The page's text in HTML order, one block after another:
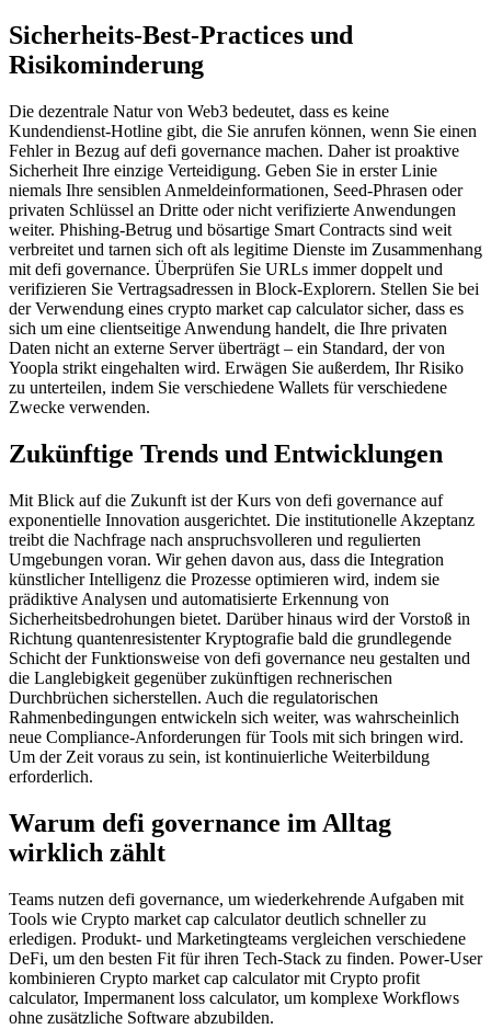
Sicherheits-Best-Practices und
Risikominderung
Die dezentrale Natur von Web3 bedeutet, dass es keine
Kundendienst-Hotline gibt, die Sie anrufen können, wenn Sie einen
Fehler in Bezug auf defi governance machen. Daher ist proaktive
Sicherheit Ihre einzige Verteidigung. Geben Sie in erster Linie
niemals Ihre sensiblen Anmeldeinformationen, Seed-Phrasen oder
privaten Schlüssel an Dritte oder nicht verifizierte Anwendungen
weiter. Phishing-Betrug und bösartige Smart Contracts sind weit
verbreitet und tarnen sich oft als legitime Dienste im Zusammenhang
mit defi governance. Überprüfen Sie URLs immer doppelt und
verifizieren Sie Vertragsadressen in Block-Explorern. Stellen Sie bei
der Verwendung eines crypto market cap calculator sicher, dass es
sich um eine clientseitige Anwendung handelt, die Ihre privaten
Daten nicht an externe Server überträgt – ein Standard, der von
Yoopla strikt eingehalten wird. Erwägen Sie außerdem, Ihr Risiko
zu unterteilen, indem Sie verschiedene Wallets für verschiedene
Zwecke verwenden.
Zukünftige Trends und Entwicklungen
Mit Blick auf die Zukunft ist der Kurs von defi governance auf
exponentielle Innovation ausgerichtet. Die institutionelle Akzeptanz
treibt die Nachfrage nach anspruchsvolleren und regulierten
Umgebungen voran. Wir gehen davon aus, dass die Integration
künstlicher Intelligenz die Prozesse optimieren wird, indem sie
prädiktive Analysen und automatisierte Erkennung von
Sicherheitsbedrohungen bietet. Darüber hinaus wird der Vorstoß in
Richtung quantenresistenter Kryptografie bald die grundlegende
Schicht der Funktionsweise von defi governance neu gestalten und
die Langlebigkeit gegenüber zukünftigen rechnerischen
Durchbrüchen sicherstellen. Auch die regulatorischen
Rahmenbedingungen entwickeln sich weiter, was wahrscheinlich
neue Compliance-Anforderungen für Tools mit sich bringen wird.
Um der Zeit voraus zu sein, ist kontinuierliche Weiterbildung
erforderlich.
Warum defi governance im Alltag
wirklich zählt
Teams nutzen defi governance, um wiederkehrende Aufgaben mit
Tools wie Crypto market cap calculator deutlich schneller zu
erledigen. Produkt- und Marketingteams vergleichen verschiedene
DeFi, um den besten Fit für ihren Tech-Stack zu finden. Power-User
kombinieren Crypto market cap calculator mit Crypto profit
calculator, Impermanent loss calculator, um komplexe Workflows
ohne zusätzliche Software abzubilden.